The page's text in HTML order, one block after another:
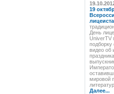
19
лицеиста
День
UniverTV
подборку
видео об
мировой
Далее...